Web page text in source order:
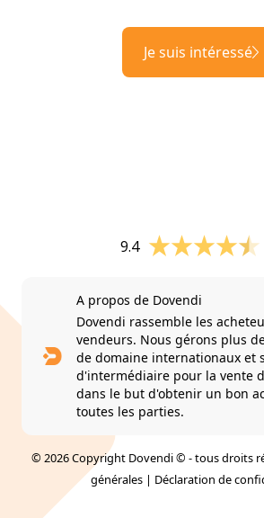
Je suis intéressé
9.4
A propos de Dovendi
Dovendi rassemble les
vendeurs. Nous gérons plus
de domaine internationaux et
d'intermédiaire pour la vente
dans le but d'obtenir un bon
toutes les parties.
© 2026 Copyright Dovendi © - tous droits
générales | Déclaration de